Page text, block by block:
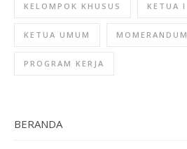
KELOMPOK KHUSUS KETUA I
KETUA UMUM MOMERANDUM
PROGRAM KERJA
BERANDA